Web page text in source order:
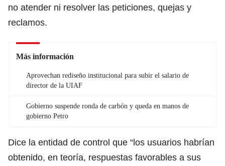
no atender ni resolver las peticiones, quejas y
reclamos.
Más información
Aprovechan rediseño institucional para subir el salario de
director de la UIAF
Gobierno suspende ronda de carbón y queda en manos de
gobierno Petro
Dice la entidad de control que “los usuarios habrían
obtenido, en teoría, respuestas favorables a sus